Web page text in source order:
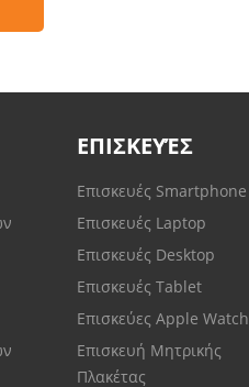
ΕΠΙΣΚΕΥΈΣ
Επισκευές Smartphone
Επισκευές Laptop
Επισκευές Desktop
Επισκευές Tablet
Επισκεύες Apple Watch
Επισκευή Μητρικής
Πλακέτας